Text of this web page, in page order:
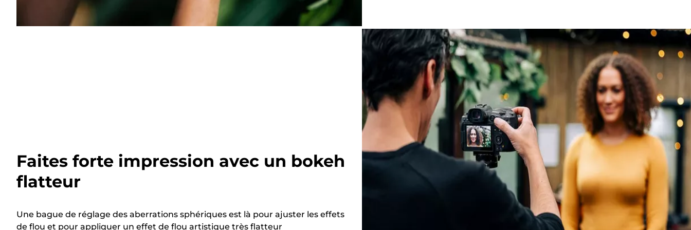
Faites forte impression avec un bokeh
flatteur
Une bague de réglage des aberrations sphériques est là pour ajuster les effets
de flou et pour appliquer un effet de flou artistique très flatteur